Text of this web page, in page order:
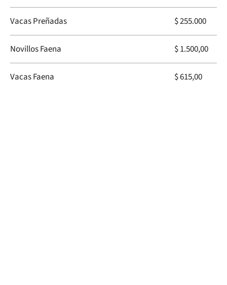
Vacas Preñadas $ 255.000
Novillos Faena $ 1.500,00
Vacas Faena $ 615,00